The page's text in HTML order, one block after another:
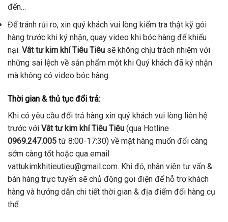
đến…
Để tránh rủi ro, xin quý khách vui lòng kiểm tra thật kỹ gói
hàng trước khi ký nhận, quay video khi bóc hàng để khiếu
nại. Vât tư kim khí Tiêu Tiêu sẽ không chịu trách nhiệm với
những sai lệch về sản phẩm một khi Quý khách đã ký nhận
mà không có video bóc hàng.
Thời gian & thủ tục đổi trả:
Khi có yêu cầu đổi trả hàng xin quý khách vui lòng liên hệ
trước với Vât tư kim khí Tiêu Tiêu (qua Hotline
0969.247.005 từ 8:00-17:30) về mặt hàng muốn đổi càng
sớm càng tốt hoặc qua email
vattukimkhitieutieu@gmail.com. Khi đó, nhân viên tư vấn &
bán hàng trực tuyến sẽ chủ động gọi điện để hỗ trợ khách
hàng và hướng dẫn chi tiết thời gian & địa điểm đổi hàng cụ
thể.